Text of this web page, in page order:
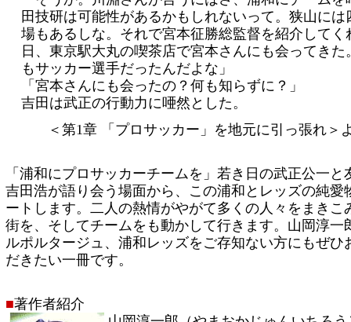
田技研は可能性があるかもしれないって。狭山には
場もあるしな。それで宮本征勝総監督を紹介してく
日、東京駅大丸の喫茶店で宮本さんにも会ってきた
もサッカー選手だったんだよな」
「宮本さんにも会ったの？何も知らずに？」
吉田は武正の行動力に唖然とした。
＜第1章 「プロサッカー」を地元に引っ張れ＞
「浦和にプロサッカーチームを」若き日の武正公一と
吉田浩が語り会う場面から、この浦和とレッズの純愛
ートします。二人の熱情がやがて多くの人々をまきこ
街を、そしてチームをも動かして行きます。山岡淳一
ルポルタージュ、浦和レッズをご存知ない方にもぜひ
だきたい一冊です。
■著作者紹介